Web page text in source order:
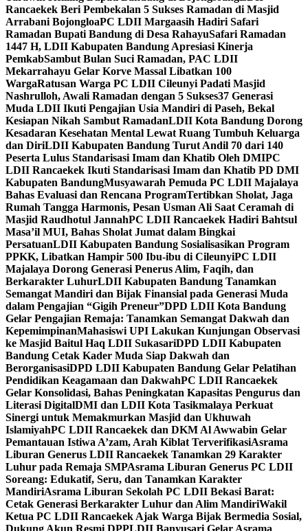
Rancaekek Beri Pembekalan 5 Sukses Ramadan di Masjid
Arrabani BojongloaPC LDII Margaasih Hadiri Safari
Ramadan Bupati Bandung di Desa RahayuSafari Ramadan
1447 H, LDII Kabupaten Bandung Apresiasi Kinerja
PemkabSambut Bulan Suci Ramadan, PAC LDII
Mekarrahayu Gelar Korve Massal Libatkan 100
WargaRatusan Warga PC LDII Cileunyi Padati Masjid
Nashrulloh, Awali Ramadan dengan 5 Sukses37 Generasi
Muda LDII Ikuti Pengajian Usia Mandiri di Paseh, Bekal
Kesiapan Nikah Sambut RamadanLDII Kota Bandung Dorong
Kesadaran Kesehatan Mental Lewat Ruang Tumbuh Keluarga
dan DiriLDII Kabupaten Bandung Turut Andil 70 dari 140
Peserta Lulus Standarisasi Imam dan Khatib Oleh DMIPC
LDII Rancaekek Ikuti Standarisasi Imam dan Khatib PD DMI
Kabupaten BandungMusyawarah Pemuda PC LDII Majalaya
Bahas Evaluasi dan Rencana ProgramTertibkan Sholat, Jaga
Rumah Tangga Harmonis, Pesan Usman Ali Saat Ceramah di
Masjid Raudhotul JannahPC LDII Rancaekek Hadiri Bahtsul
Masa’il MUI, Bahas Sholat Jumat dalam Bingkai
PersatuanLDII Kabupaten Bandung Sosialisasikan Program
PPKK, Libatkan Hampir 500 Ibu-ibu di CileunyiPC LDII
Majalaya Dorong Generasi Penerus Alim, Faqih, dan
Berkarakter LuhurLDII Kabupaten Bandung Tanamkan
Semangat Mandiri dan Bijak Finansial pada Generasi Muda
dalam Pengajian “Gigih Preneur”DPD LDII Kota Bandung
Gelar Pengajian Remaja: Tanamkan Semangat Dakwah dan
KepemimpinanMahasiswi UPI Lakukan Kunjungan Observasi
ke Masjid Baitul Haq LDII SukasariDPD LDII Kabupaten
Bandung Cetak Kader Muda Siap Dakwah dan
BerorganisasiDPD LDII Kabupaten Bandung Gelar Pelatihan
Pendidikan Keagamaan dan DakwahPC LDII Rancaekek
Gelar Konsolidasi, Bahas Peningkatan Kapasitas Pengurus dan
Literasi DigitalDMI dan LDII Kota Tasikmalaya Perkuat
Sinergi untuk Memakmurkan Masjid dan Ukhuwah
IslamiyahPC LDII Rancaekek dan DKM Al Awwabin Gelar
Pemantauan Istiwa A’zam, Arah Kiblat TerverifikasiAsrama
Liburan Generus LDII Rancaekek Tanamkan 29 Karakter
Luhur pada Remaja SMPAsrama Liburan Generus PC LDII
Soreang: Edukatif, Seru, dan Tanamkan Karakter
MandiriAsrama Liburan Sekolah PC LDII Bekasi Barat:
Cetak Generasi Berkarakter Luhur dan Alim MandiriWakil
Ketua PC LDII Rancaekek Ajak Warga Bijak Bermedia Sosial,
Dukung Akun Resmi DPPLDII Banyusari Gelar Asrama